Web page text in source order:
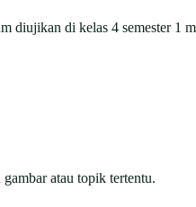
diujikan di kelas 4 semester 1
atau topik tertentu.